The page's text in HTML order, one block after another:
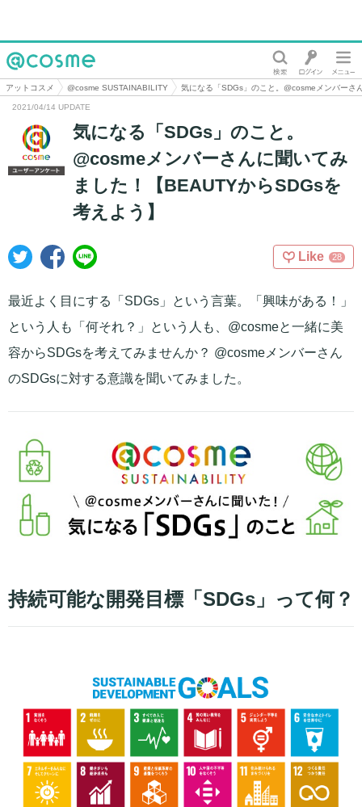
@cosme
アットコスメ @cosme SUSTAINABILITY 気になる「SDGs」のこと。@cosmeメンバーさ
2021/04/14 UPDATE
気になる「SDGs」のこと。
@cosmeメンバーさんに聞いてみ
ました！【BEAUTYからSDGsを
考えよう】
Like 28
最近よく目にする「SDGs」という言葉。「興味がある！」
という人も「何それ？」という人も、@cosmeと一緒に美
容からSDGsを考えてみませんか？ @cosmeメンバーさん
のSDGsに対する意識を聞いてみました。
持続可能な開発目標「SDGs」って何？